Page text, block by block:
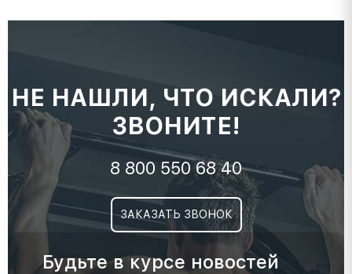
НЕ НАШЛИ, ЧТО ИСКАЛИ?
ЗВОНИТЕ!
8 800 550 68 40
ЗАКАЗАТЬ ЗВОНОК
Будьте в курсе новостей